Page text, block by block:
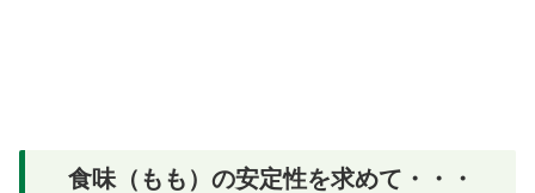
食味（もも）の安定性を求めて・・・